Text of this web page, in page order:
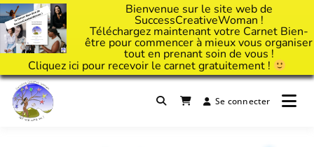
Bienvenue sur le site web de
SuccessCreativeWoman !
Téléchargez maintenant votre Carnet Bien-
être pour commencer à mieux vous organiser
tout en prenant soin de vous !
Cliquez ici pour recevoir le carnet gratuitement !
Passer
contenu
Il est temps d'ART'ivez votre vie !Se connecter